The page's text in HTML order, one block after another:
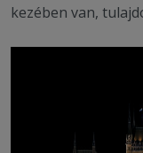
kezében van,